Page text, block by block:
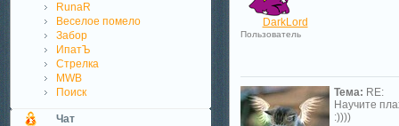
RunaR
Веселое помело
Забор
ИпатЪ
Стрелка
MWB
Поиск
Чат
DarkLord
Пользователь
Тема: RE:
Научите
:))))